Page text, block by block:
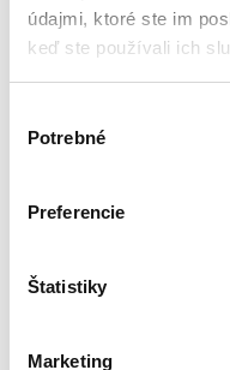
údajmi, ktoré ste im
keď ste používali ich
súhlasu
Potrebné
Preferencie
Štatistiky
Marketing